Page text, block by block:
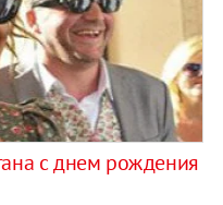
с днем рождения